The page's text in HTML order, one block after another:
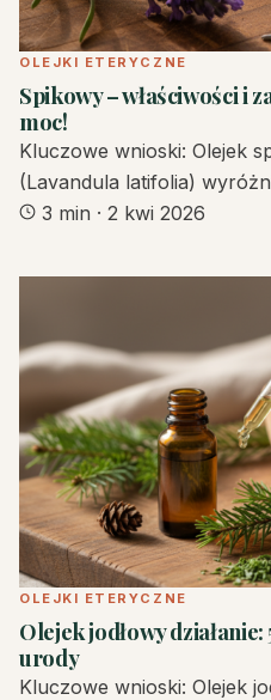
OLEJKI ETERYCZNE
Spikowy – właściwości i
moc!
Kluczowe wnioski: Olejek
(Lavandula latifolia)
3 min · 2 kwi 2026
OLEJKI ETERYCZNE
Olejek jodłowy
urody
Kluczowe wnioski: Olejek